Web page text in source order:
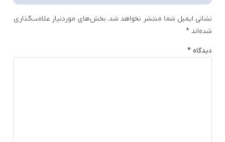
نشانی ایمیل شما منتشر نخواهد شد. بخش‌های موردنیاز علامت‌گذاری
شده‌اند *
دیدگاه *